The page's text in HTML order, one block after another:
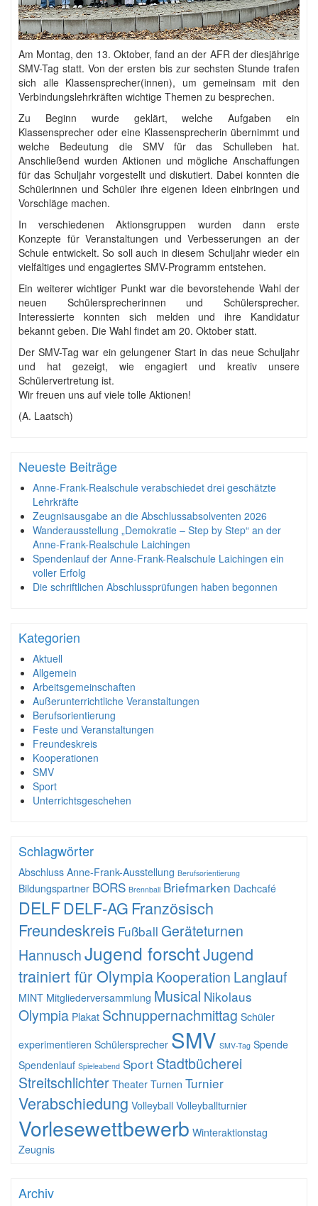
Am Montag, den 13. Oktober, fand an der AFR der diesjährige
SMV-Tag statt. Von der ersten bis zur sechsten Stunde trafen
sich alle Klassensprecher(innen), um gemeinsam mit den
Verbindungslehrkräften wichtige Themen zu besprechen.
Zu Beginn wurde geklärt, welche Aufgaben ein
Klassensprecher oder eine Klassensprecherin übernimmt und
welche Bedeutung die SMV für das Schulleben hat.
Anschließend wurden Aktionen und mögliche Anschaffungen
für das Schuljahr vorgestellt und diskutiert. Dabei konnten die
Schülerinnen und Schüler ihre eigenen Ideen einbringen und
Vorschläge machen.
In verschiedenen Aktionsgruppen wurden dann erste
Konzepte für Veranstaltungen und Verbesserungen an der
Schule entwickelt. So soll auch in diesem Schuljahr wieder ein
vielfältiges und engagiertes SMV-Programm entstehen.
Ein weiterer wichtiger Punkt war die bevorstehende Wahl der
neuen Schülersprecherinnen und Schülersprecher.
Interessierte konnten sich melden und ihre Kandidatur
bekannt geben. Die Wahl findet am 20. Oktober statt.
Der SMV-Tag war ein gelungener Start in das neue Schuljahr
und hat gezeigt, wie engagiert und kreativ unsere
Schülervertretung ist.
Wir freuen uns auf viele tolle Aktionen!
(A. Laatsch)
Neueste Beiträge
Anne-Frank-Realschule verabschiedet drei geschätzte
Lehrkräfte
Zeugnisausgabe an die Abschlussabsolventen 2026
Wanderausstellung „Demokratie – Step by Step“ an der
Anne-Frank-Realschule Laichingen
Spendenlauf der Anne-Frank-Realschule Laichingen ein
voller Erfolg
Die schriftlichen Abschlussprüfungen haben begonnen
Kategorien
Aktuell
Allgemein
Arbeitsgemeinschaften
Außerunterrichtliche Veranstaltungen
Berufsorientierung
Feste und Veranstaltungen
Freundeskreis
Kooperationen
SMV
Sport
Unterrichtsgeschehen
Schlagwörter
Abschluss Anne-Frank-Ausstellung Berufsorientierung
Bildungspartner BORS Brennball Briefmarken Dachcafé
DELFDELF-AG Französisch
Freundeskreis Fußball Geräteturnen
HannuschJugend forschtJugend
trainiert für OlympiaKooperation Langlauf
MINT Mitgliederversammlung Musical Nikolaus
Olympia Plakat Schnuppernachmittag Schüler
experimentieren Schülersprecher SMV SMV-Tag Spende
Spendenlauf Spieleabend Sport Stadtbücherei
Streitschlichter Theater Turnen Turnier
Verabschiedung Volleyball Volleyballturnier
Vorlesewettbewerb Winteraktionstag
Zeugnis
Archiv